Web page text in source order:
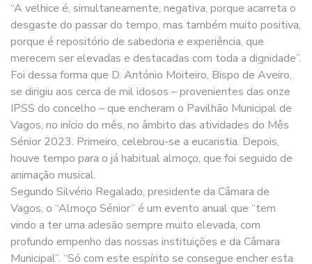
“A velhice é, simultaneamente, negativa, porque acarreta o
desgaste do passar do tempo, mas também muito positiva,
porque é repositório de sabedoria e experiência, que
merecem ser elevadas e destacadas com toda a dignidade”.
Foi dessa forma que D. António Moiteiro, Bispo de Aveiro,
se dirigiu aos cerca de mil idosos – provenientes das onze
IPSS do concelho – que encheram o Pavilhão Municipal de
Vagos, no início do mês, no âmbito das atividades do Mês
Sénior 2023. Primeiro, celebrou-se a eucaristia. Depois,
houve tempo para o já habitual almoço, que foi seguido de
animação musical.
Segundo Silvério Regalado, presidente da Câmara de
Vagos, o “Almoço Sénior” é um evento anual que “tem
vindo a ter uma adesão sempre muito elevada, com
profundo empenho das nossas instituições e da Câmara
Municipal”. “Só com este espírito se consegue encher esta